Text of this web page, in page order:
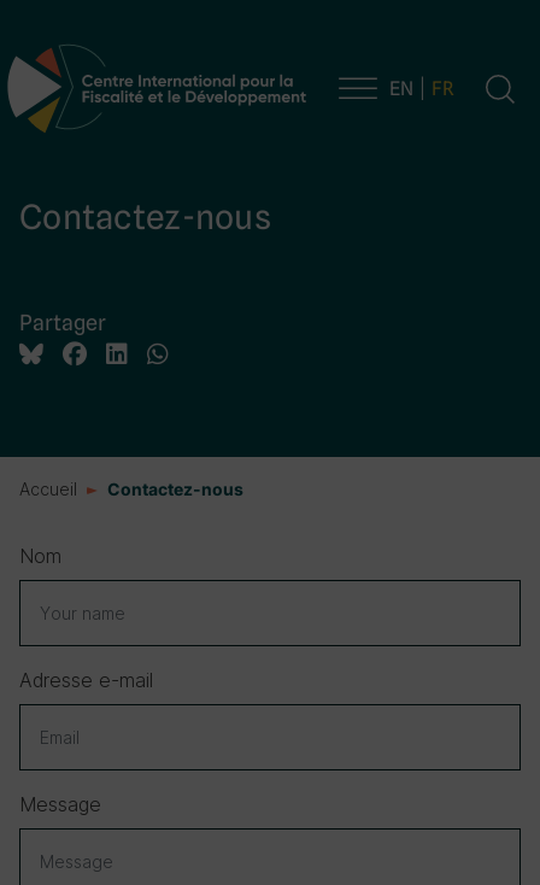
Navigation principale EN FR
Contactez-nous
Partager
Accueil Contactez-nous
Nom
Adresse e-mail
Message